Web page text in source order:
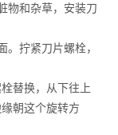
物和杂草，安装刀
拧紧刀片螺栓，
替换，从下往上
朝这个旋转方